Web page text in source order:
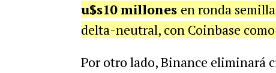
u$s10 millones en ronda
delta-neutral, con Coinbase
Por otro lado, Binance eliminará